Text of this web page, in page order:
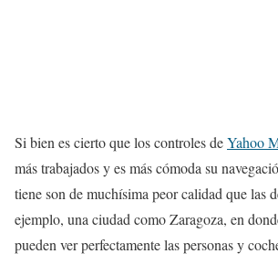
Si bien es cierto que los controles deYahoo
más trabajados y es más cómoda su
tiene son de muchísima peor calidad que las
ejemplo, una ciudad como Zaragoza, en
pueden ver perfectamente las personas y